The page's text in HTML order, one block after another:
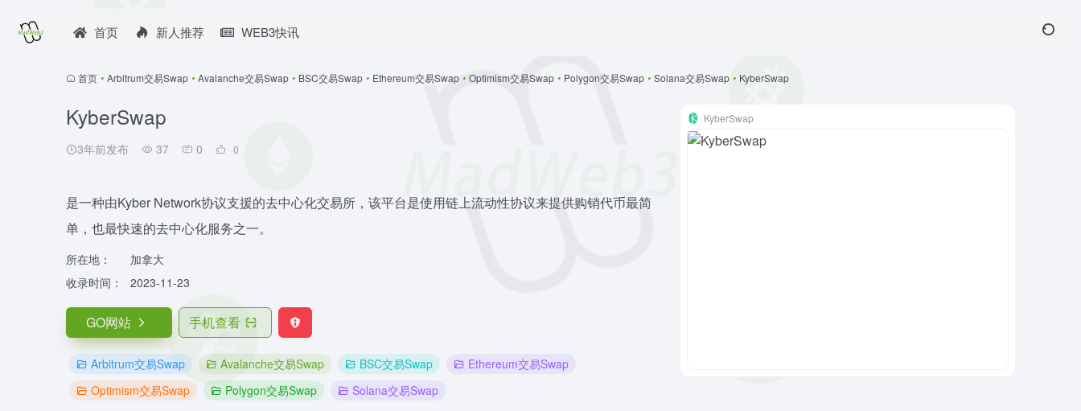
首页 新人推荐 WEB3快讯
首页 • Arbitrum交易Swap • Avalanche交易Swap • BSC交易Swap • Ethereum交易Swap • Optimism交易Swap • Polygon交易Swap • Solana交易Swap • KyberSwap
KyberSwap
3年前发布 37 0 0
是一种由Kyber Network协议支援的去中心化交易所，该平台是使用链上流动性协议来提供购销代币最简
单，也最快速的去中心化服务之一。
所在地：
加拿大
收录时间：
2023-11-23
GO网站 手机查看
Arbitrum交易Swap Avalanche交易Swap BSC交易Swap
Ethereum交易Swap
Optimism交易Swap
Polygon交易Swap Solana交易Swap
KyberSwap